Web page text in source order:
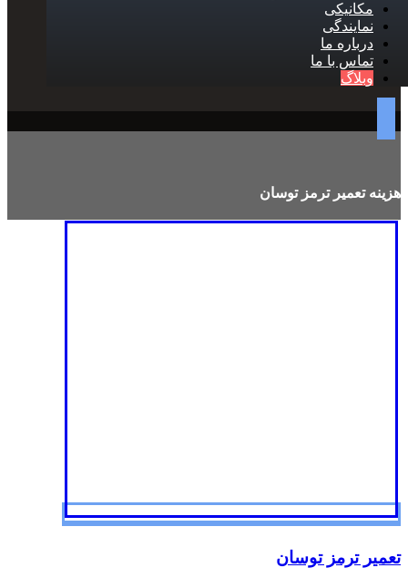
مکانیکی
نمایندگی
درباره ما
تماس با ما
وبلاگ
هزینه تعمیر ترمز توسان
تعمیر ترمز توسان